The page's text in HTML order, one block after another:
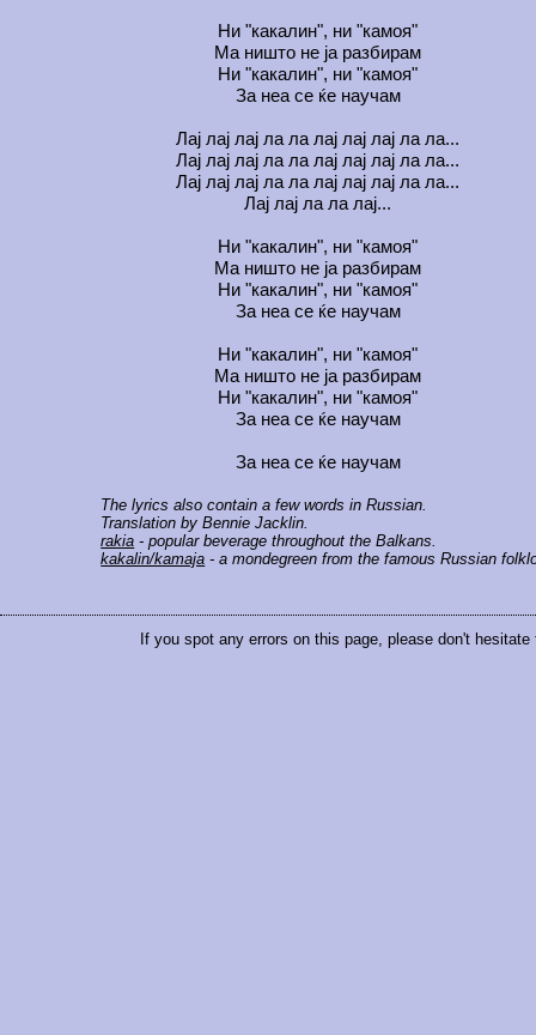
Ни "какалин", ни "камоя"
Ма ништо не ја разбирам
Ни "какалин", ни "камоя"
За неа се ќе научам
Лај лај лај ла ла лај лај лај ла ла...
Лај лај лај ла ла лај лај лај ла ла...
Лај лај лај ла ла лај лај лај ла ла...
Лај лај ла ла лај...
Ни "какалин", ни "камоя"
Ма ништо не ја разбирам
Ни "какалин", ни "камоя"
За неа се ќе научам
Ни "какалин", ни "камоя"
Ма ништо не ја разбирам
Ни "какалин", ни "камоя"
За неа се ќе научам
За неа се ќе научам
The lyrics also contain a few words in Russian.
Translation by Bennie Jacklin.
rakia - popular beverage throughout the Balkans.
kakalin/kamaja - a mondegreen from the famous Russian
If you spot any errors on this page, please don't